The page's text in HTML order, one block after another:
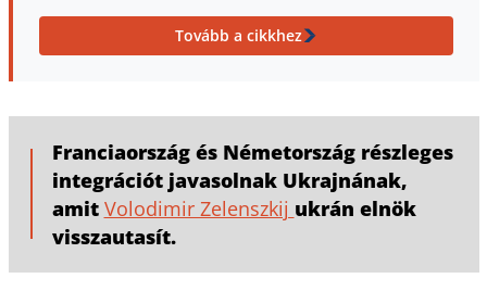
Tovább a cikkhez
Franciaország és Németország részleges
integrációt javasolnak Ukrajnának,
amit Volodimir Zelenszkij ukrán elnök
visszautasít.